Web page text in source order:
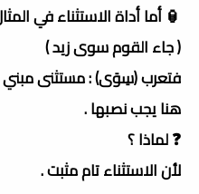
🏮 أما أداة الاستثناء في
( جاء القوم سوى زيد )
فتعرب (سِوَى) : مستثنى
هنا يجب نصبها .
❓ لماذا ؟
لأن الاستثناء تام مثبت .